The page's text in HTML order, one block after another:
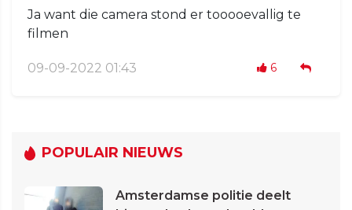
Ja want die camera stond er tooooevallig te
filmen
09-09-2022 01:43 6
POPULAIR NIEUWS
Amsterdamse politie deelt